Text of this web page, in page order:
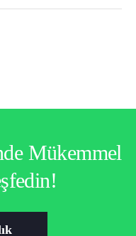
Mükemmel